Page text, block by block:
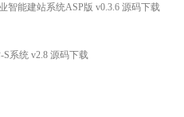
智能建站系统ASP版 v0.3.6 源码下载
系统 v2.8 源码下载